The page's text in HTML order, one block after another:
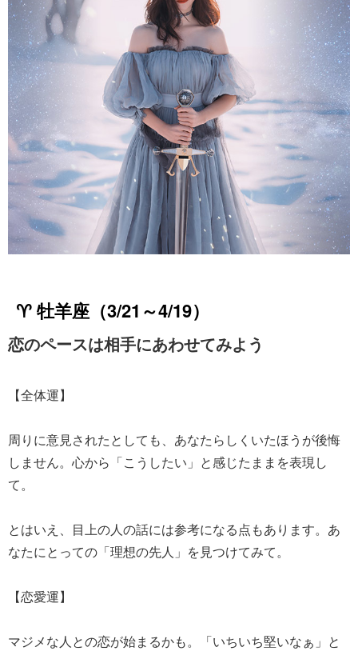
♈ 牡羊座（3/21～4/19）
恋のペースは相手にあわせてみよう
【全体運】
周りに意見されたとしても、あなたらしくいたほうが後悔
しません。心から「こうしたい」と感じたままを表現し
て。
とはいえ、目上の人の話には参考になる点もあります。あ
なたにとっての「理想の先人」を見つけてみて。
【恋愛運】
マジメな人との恋が始まるかも。「いちいち堅いなぁ」と